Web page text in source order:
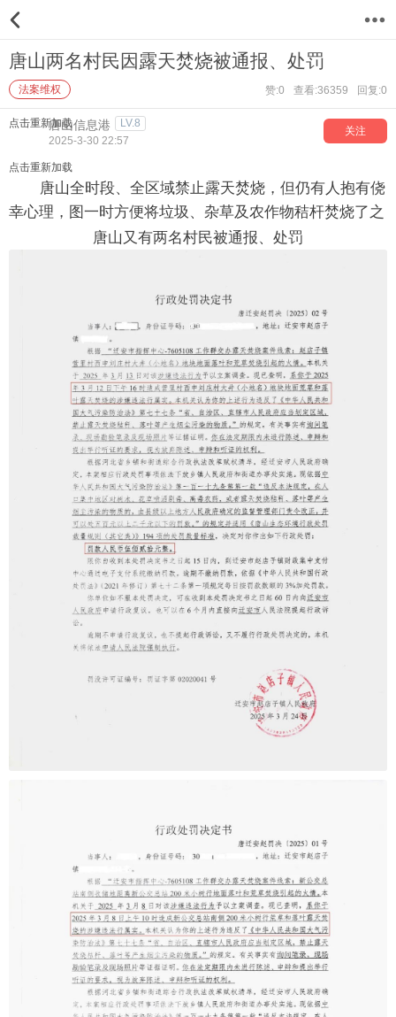
唐山两名村民因露天焚烧被通报、处罚
法案维权 赞:0 查看:36359 回复:0
点击重新加载唐山信息港 LV.8
关注
2025-3-30 22:57
点击重新加载
唐山全时段、全区域禁止露天焚烧，但仍有人抱有侥
幸心理，图一时方便将垃圾、杂草及农作物秸杆焚烧了之
唐山又有两名村民被通报、处罚